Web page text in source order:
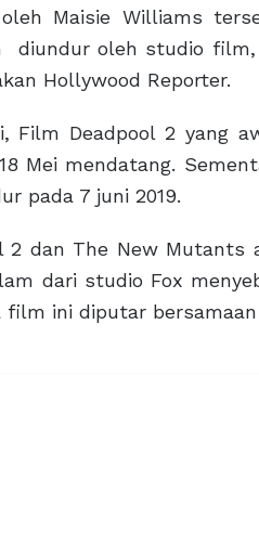
Maisie Williams
diundur oleh studio
Hollywood Reporter.
Film Deadpool 2 yang
Mei mendatang.
pada 7 juni 2019.
2 dan The New
dari studio Fox
film ini diputar